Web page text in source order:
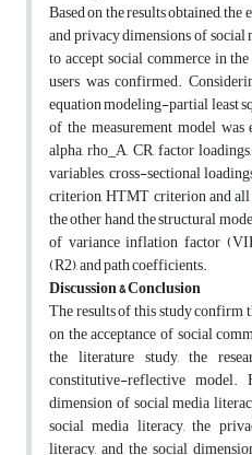
Based on the results obtained,
and privacy dimensions of
to accept social commerce in
users was confirmed.
equation modeling-partial least
of the measurement model
alpha, rho_A, CR, factor
variables, cross-sectional
criterion, HTMT criterion and
the other hand, the structural
of variance inflation factor
(R2), and path coefficients.
Discussion & Conclusion
The results of this study
on the acceptance of social
the literature study, the
constitutive-reflective
dimension of social media
social media literacy, the